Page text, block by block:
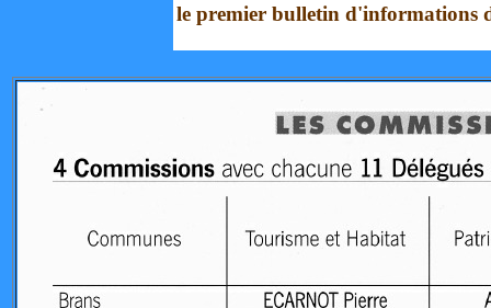
le premier bulletin d'informations